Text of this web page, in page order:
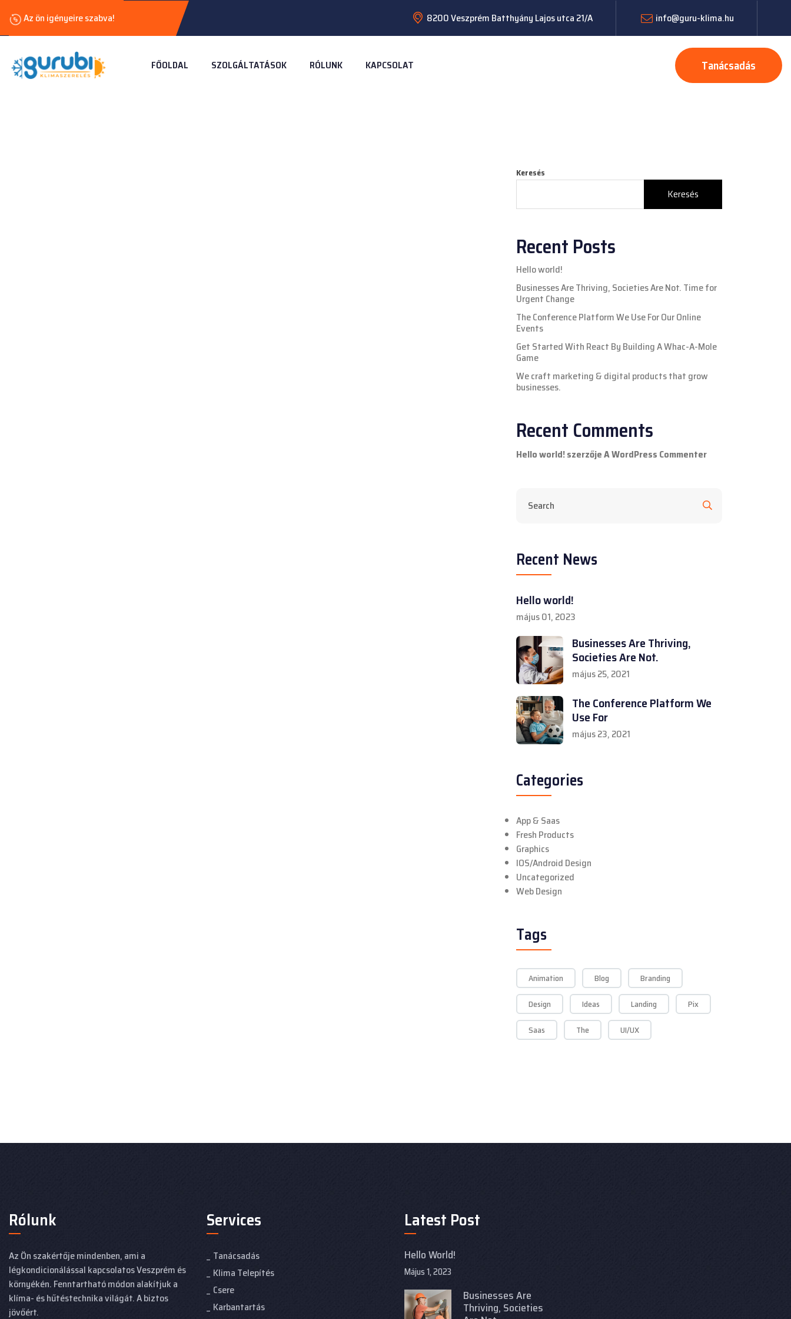
Az ön igényeire szabva! 8200 Veszprém Batthyány Lajos utca 21/A info@guru-klima.hu
FŐOLDAL SZOLGÁLTATÁSOK RÓLUNK KAPCSOLAT Tanácsadás
Keresés
Keresés
Recent Posts
Hello world!
Businesses Are Thriving, Societies Are Not. Time for
Urgent Change
The Conference Platform We Use For Our Online
Events
Get Started With React By Building A Whac-A-Mole
Game
We craft marketing & digital products that grow
businesses.
Recent Comments
Hello world!szerzőjeA WordPress Commenter
Recent News
Hello world!
május 01, 2023
Businesses Are Thriving,
Societies Are Not.
május 25, 2021
The Conference Platform We
Use For
május 23, 2021
Categories
App & Saas
Fresh Products
Graphics
IOS/Android Design
Uncategorized
Web Design
Tags
Animation Blog
Branding
Design
Ideas Landing
Pix
Saas
The UI/UX
Rólunk
Az Ön szakértője mindenben, ami a
légkondicionálással kapcsolatos Veszprém és
környékén. Fenntartható módon alakítjuk a
klíma- és hűtéstechnika világát. A biztos
jövőért.
Services
Tanácsadás
Klima Telepítés
Csere
Karbantartás
Latest Post
Hello World!
Május 1, 2023
Businesses Are
Thriving, Societies